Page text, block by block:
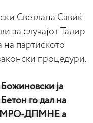
Светлана Савиќ
за случајот Талир
на партиското
процедури.
ја
го дал на
ВМРО-ДПМНЕ а